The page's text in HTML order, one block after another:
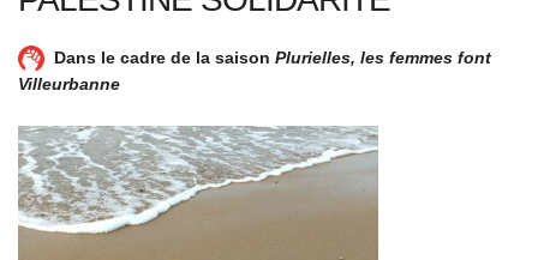
Dans le cadre de la saison Plurielles, les femmes font
Villeurbanne